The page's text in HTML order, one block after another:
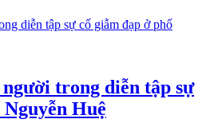
trong diễn tập sự
Huệ